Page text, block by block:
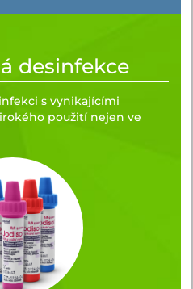
desinfekce
s vynikajícími
použití nejen ve